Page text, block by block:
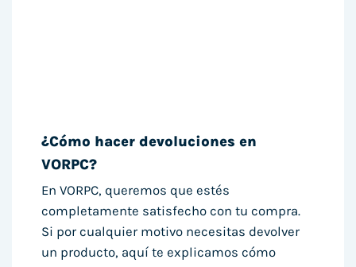
¿Cómo hacer devoluciones en
VORPC?
En VORPC, queremos que estés
completamente satisfecho con tu compra.
Si por cualquier motivo necesitas devolver
un producto, aquí te explicamos cómo